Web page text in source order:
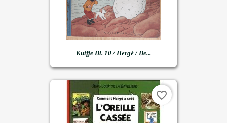
Kuifje Dl. 10 / Hergé / De...
favorite_border